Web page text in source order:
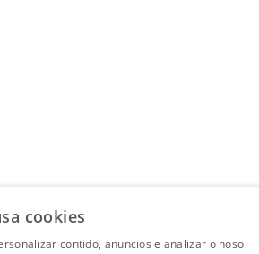
cookies
contido, anuncios e analizar o noso